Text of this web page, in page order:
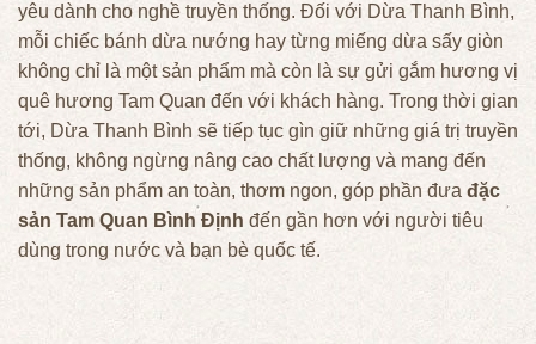
yêu dành cho nghề truyền thống. Đối với Dừa Thanh Bình,
mỗi chiếc bánh dừa nướng hay từng miếng dừa sấy giòn
không chỉ là một sản phẩm mà còn là sự gửi gắm hương vị
quê hương Tam Quan đến với khách hàng. Trong thời gian
tới, Dừa Thanh Bình sẽ tiếp tục gìn giữ những giá trị truyền
thống, không ngừng nâng cao chất lượng và mang đến
những sản phẩm an toàn, thơm ngon, góp phần đưa đặc
sản Tam Quan Bình Định đến gần hơn với người tiêu
dùng trong nước và bạn bè quốc tế.